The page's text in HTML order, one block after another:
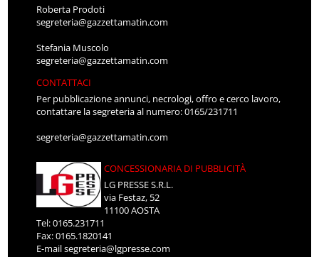
Roberta Prodoti
segreteria@gazzettamatin.com
Stefania Muscolo
segreteria@gazzettamatin.com
CONTATTACI
Per pubblicazione annunci, necrologi, offro e cerco lavoro,
contattare la segreteria al numero: 0165/231711
segreteria@gazzettamatin.com
CONCESSIONARIA DI PUBBLICITÀ
LG PRESSE S.R.L.
via Festaz, 52
11100 AOSTA
Tel: 0165.231711
Fax: 0165.1820141
E-mailsegreteria@lgpresse.com